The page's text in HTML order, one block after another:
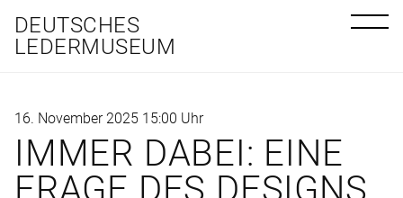
DEUTSCHES
LEDERMUSEUM
16. November 2025 15:00 Uhr
IMMER DABEI: EINE
FRAGE DES DESIGNS